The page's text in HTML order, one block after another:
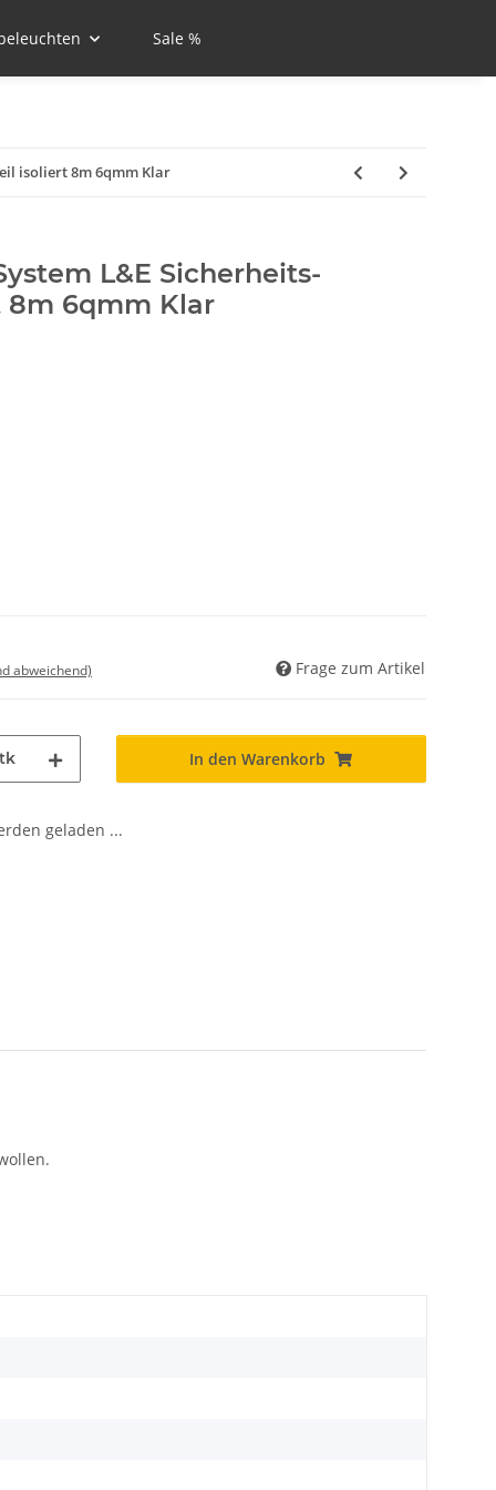
Sale %
isoliert 8m 6qmm Klar
L&E Sicherheits-
8m 6qmm Klar
abweichend) Frage zum Artikel
In den Warenkorb
geladen ...